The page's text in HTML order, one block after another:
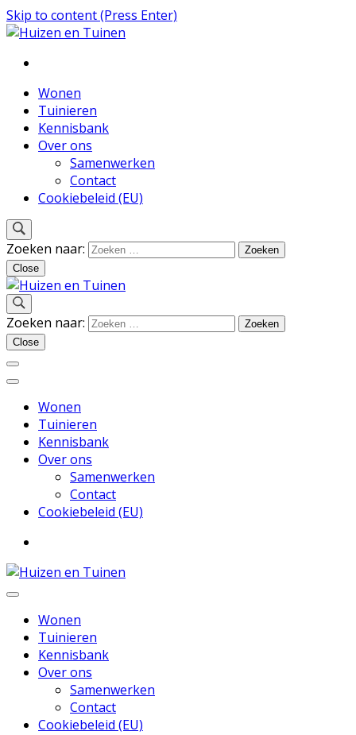
Skip to content (Press Enter)
Huizen en Tuinen
Inspiratie voor wonen en tuinieren
Wonen
Tuinieren
Kennisbank
Over ons
Samenwerken
Contact
Cookiebeleid (EU)
Zoeken naar:
Close
Huizen en Tuinen
Inspiratie voor wonen en tuinieren
Zoeken naar:
Close
Wonen
Tuinieren
Kennisbank
Over ons
Samenwerken
Contact
Cookiebeleid (EU)
Huizen en Tuinen
Inspiratie voor wonen en tuinieren
Wonen
Tuinieren
Kennisbank
Over ons
Samenwerken
Contact
Cookiebeleid (EU)